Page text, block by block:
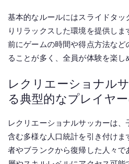
基本的なルールにはスライドタッ
りリラックスした環境を提供し
前にゲームの時間や得点方法など
ることが多く、全員が体験を楽し
レクリエーショナル
る典型的なプレイヤ
レクリエーショナルサッカーは
含む多様な人口統計を引き付け
者やブランクから復帰した人々で